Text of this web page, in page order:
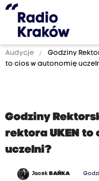
Audycje
Godziny
to cios w autonomię
Godziny
rektora UKEN to
uczelni?
Jacek BAŃKA